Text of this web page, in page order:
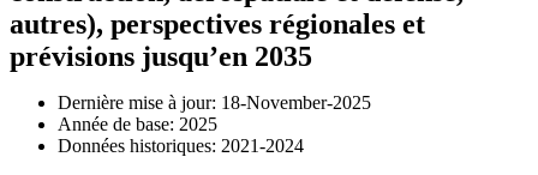
autres), perspectives régionales et
prévisions jusqu’en 2035
Dernière mise à jour: 18-November-2025
Année de base: 2025
Données historiques: 2021-2024